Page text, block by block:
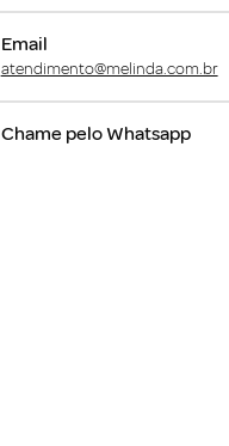
Email
atendimento@melinda.com.br
Chame pelo Whatsapp